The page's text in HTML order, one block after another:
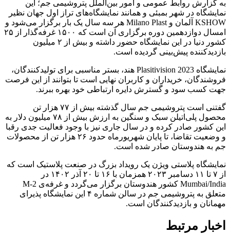
به گزارش روابط عمومی و امور بین‌الملل پتروشیمی جم؛ این
نمایشگاه در شهر بمبئی و همانند نمایشگاه‌های تراز اول جهان نظیر
KSHOW آلمان و Milano Plast هر سه سال یک بار برگزار می‌شود و
امسال دوازدهمین دوره برگزاری آن است که ۱۵۰۰ غرفه‌گذار از ۲۵
کشور دنیا در این نمایشگاه حضور داشته و بیش از ۲ میلیون
بازدیدکننده پیش‌بینی گردیده است.
نمایشگاه Plasitivision 2023 هند، بستر مناسبی برای تولیدکنندگان،
فروشندگان، خریداران و کاربران نهایی است تا بتوانند از این فرصت
جهت کسب سود و گسترش دایره ارتباطی خود بهره ببرند.
گفتنی است پتروشیمی جم سال گذشته بیش از ۷۷ هزار تن
محصول پلی‌اتیلن سبک و سنگین به ارزش بیش از ۷۸ میلیون دلار به
این کشور صادر کرده و در سال جاری نیز با وجود فعالیت جدی رقبا
و وضعیت تقاضا، تا پایان شهریورماه حدود ۲۶ هزار تن از محصولات
جم به هندوستان صادر شده است.
نمایشگاه پلاستی ویژن یک رویداد بزرگ در صنعت پلاستیک است که
از ۷ تا ۱۱ دسامبر ۲۰۲۳ همزمان با ۱۶ تا ۲۰ آذر ۱۴۰۲ در
Mumbai/India کشور هندوستان برگزار می‌گردد و غرفه‌ی M-2
متعلق به پتروشیمی جم در سالن شماره ۴ این نمایشگاه پذیرای
مهمانان و بازدیدکنندگان است.
اخبار مرتبط